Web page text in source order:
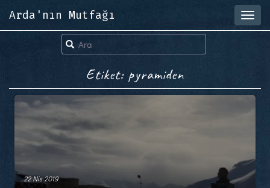
Arda'nın Mutfağı
Etiket: pyramiden
22 Nis 2019